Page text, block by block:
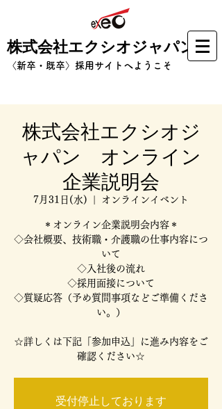
株式会社エクシオジャパン
​〈新卒・既卒〉採用サイトへようこそ
株式会社エクシオジ
ャパン オンライン
企業説明会
7月31日(水) オンラインイベント
＊オンライン企業説明会内容＊
◇会社概要、技術職・介護職の仕事内容につ
いて
◇入社後の流れ
◇採用面接について
◇質疑応答（予め質問事項などご準備くださ
い。）
☆詳しくは下記「参加申込」に進み内容をご
確認ください☆
受付停止しております